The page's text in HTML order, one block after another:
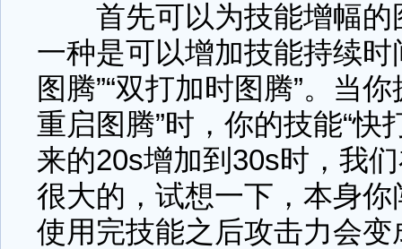
首先可以为技能增幅的
一种是可以增加技能持续时
图腾”“双打加时图腾”。当
重启图腾”时，你的技能“快
来的20s增加到30s时，我
很大的，试想一下，本身
使用完技能之后攻击力会